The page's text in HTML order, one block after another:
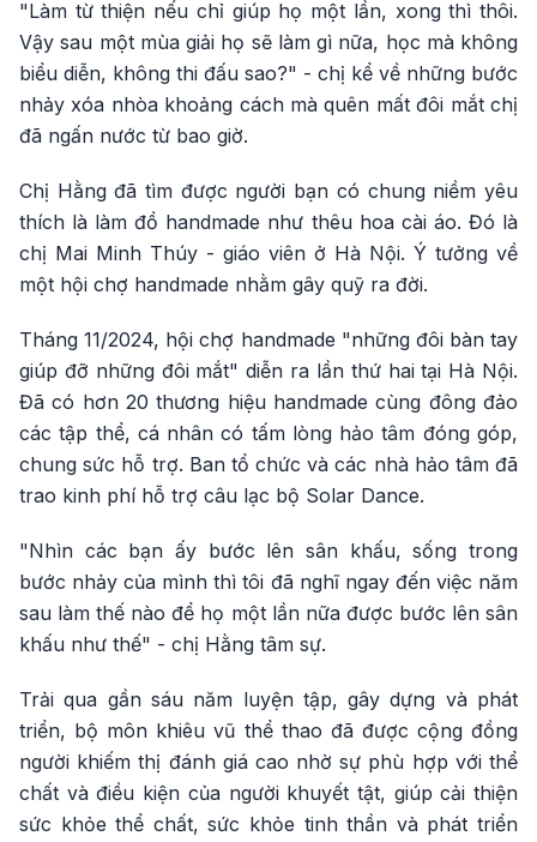
"Làm từ thiện nếu chỉ giúp họ một lần, xong thì thôi.
Vậy sau một mùa giải họ sẽ làm gì nữa, học mà không
biểu diễn, không thi đấu sao?" - chị kể về những bước
nhảy xóa nhòa khoảng cách mà quên mất đôi mắt chị
đã ngấn nước từ bao giờ.
Chị Hằng đã tìm được người bạn có chung niềm yêu
thích là làm đồ handmade như thêu hoa cài áo. Đó là
chị Mai Minh Thúy - giáo viên ở Hà Nội. Ý tưởng về
một hội chợ handmade nhằm gây quỹ ra đời.
Tháng 11/2024, hội chợ handmade "những đôi bàn tay
giúp đỡ những đôi mắt" diễn ra lần thứ hai tại Hà Nội.
Đã có hơn 20 thương hiệu handmade cùng đông đảo
các tập thể, cá nhân có tấm lòng hảo tâm đóng góp,
chung sức hỗ trợ. Ban tổ chức và các nhà hảo tâm đã
trao kinh phí hỗ trợ câu lạc bộ Solar Dance.
"Nhìn các bạn ấy bước lên sân khấu, sống trong
bước nhảy của mình thì tôi đã nghĩ ngay đến việc năm
sau làm thế nào để họ một lần nữa được bước lên sân
khấu như thế" - chị Hằng tâm sự.
Trải qua gần sáu năm luyện tập, gây dựng và phát
triển, bộ môn khiêu vũ thể thao đã được cộng đồng
người khiếm thị đánh giá cao nhờ sự phù hợp với thể
chất và điều kiện của người khuyết tật, giúp cải thiện
sức khỏe thể chất, sức khỏe tinh thần và phát triển